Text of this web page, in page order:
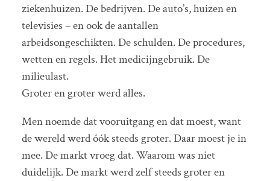
ziekenhuizen. De bedrijven. De auto’s, huizen en
televisies – en ook de aantallen
arbeidsongeschikten. De schulden. De procedures,
wetten en regels. Het medicijngebruik. De
milieulast.
Groter en groter werd alles.
Men noemde dat vooruitgang en dat moest, want
de wereld werd óók steeds groter. Daar moest je in
mee. De markt vroeg dat. Waarom was niet
duidelijk. De markt werd zelf steeds groter en